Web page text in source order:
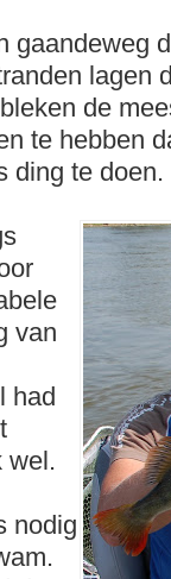
gaandeweg
lagen
de
te hebben
ding te doen.
van
had
wel.
nodig